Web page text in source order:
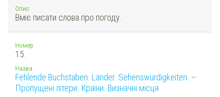
Опис
Вміє писати слова про погоду.
Номер
15.
Назва
Fehlende Buchstaben. Länder. Sehenswürdigkeiten. –
Пропущені літери. Країни. Визначні місця